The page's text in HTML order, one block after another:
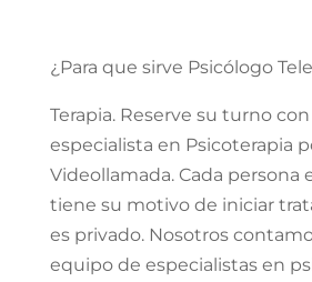
¿Para que sirve Psicólogo
Terapia. Reserve su turno
especialista en Psicoterapia
Videollamada. Cada persona
tiene su motivo de iniciar
es privado. Nosotros
equipo de especialistas en